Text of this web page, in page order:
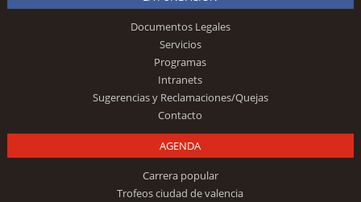
Documentos Legales
Servicios
Programas
Intranets
Sugerencias y Reclamaciones/Quejas
Contacto
AGENDA
Carrera popular
Trofeos ciudad de valencia